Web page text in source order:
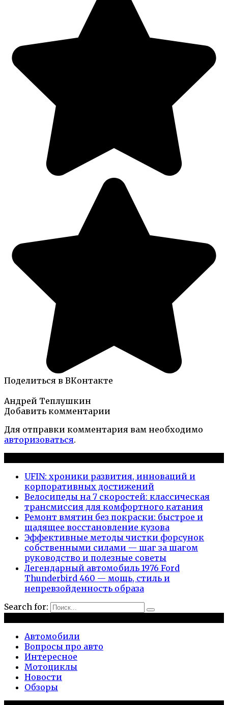
Поделиться в ВКонтакте
Андрей Теплушкин
Добавить комментарии
Для отправки комментария вам необходимо
авторизоваться.
UFIN: хроники развития, инноваций и
корпоративных достижений
Велосипеды на 7 скоростей: классическая
трансмиссия для комфортного катания
Ремонт вмятин без покраски: быстрое и
щадящее восстановление кузова
Эффективные методы чистки форсунок
собственными силами — шаг за шагом
руководство и полезные советы
Легендарный автомобиль 1976 Ford
Thunderbird 460 — мощь, стиль и
непревзойденность образа
Search for:
Автомобили
Вопросы про авто
Интересное
Мотоциклы
Новости
Обзоры